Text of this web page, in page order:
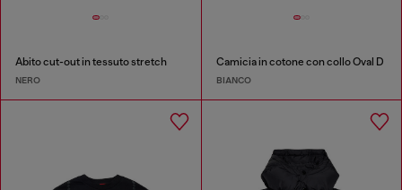
Abito cut-out in tessuto stretch
NERO
Camicia in cotone con collo Oval D
BIANCO